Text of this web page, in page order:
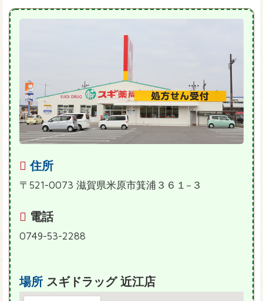
住所
〒521-0073 滋賀県米原市箕浦３６１−３
電話
0749-53-2288
場所 スギドラッグ 近江店